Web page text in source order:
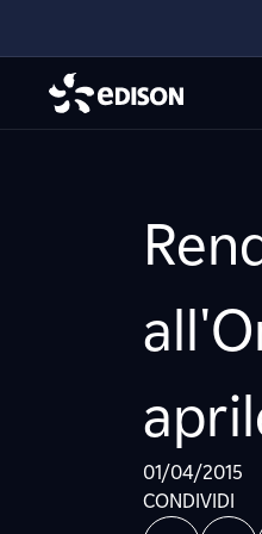
01/04/2015
CONDIVIDI